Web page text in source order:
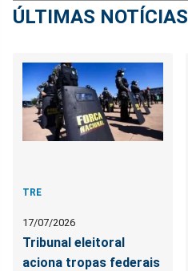
ÚLTIMAS NOTÍCIAS
TRE
17/07/2026
Tribunal eleitoral
aciona tropas federais